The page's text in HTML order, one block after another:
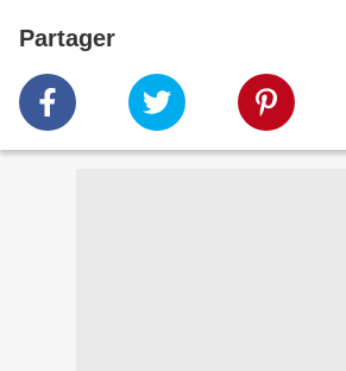
Partager